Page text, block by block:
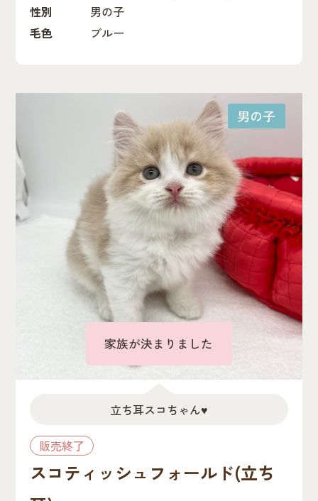
性別
男の子
毛色
ブルー
男の子
家族が決まりました
立ち耳スコちゃん♥
販売終了
スコティッシュフォールド(立ち